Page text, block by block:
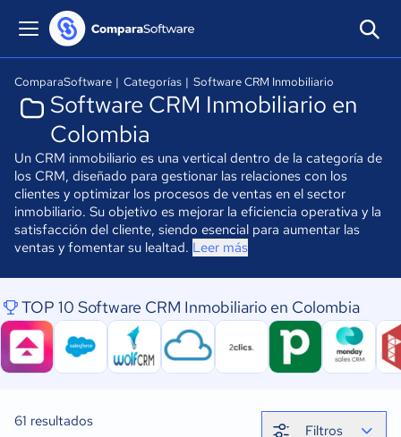
ComparaSoftware | Categorías | Software CRM Inmobiliario
Software CRM Inmobiliario en
Colombia
Un CRM inmobiliario es una vertical dentro de la categoría de
los CRM, diseñado para gestionar las relaciones con los
clientes y optimizar los procesos de ventas en el sector
inmobiliario. Su objetivo es mejorar la eficiencia operativa y la
satisfacción del cliente, siendo esencial para aumentar las
ventas y fomentar su lealtad. Leer más
TOP 10 Software CRM Inmobiliario en Colombia
61 resultados
Filtros